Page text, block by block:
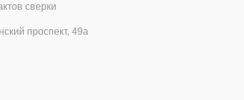
сверки
проспект, 49а